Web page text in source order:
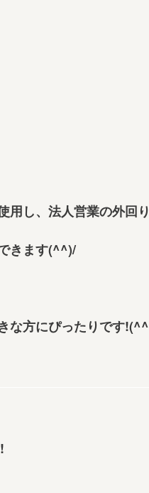
用し、法人営業の外回
きます(^^)/
な方にぴったりです